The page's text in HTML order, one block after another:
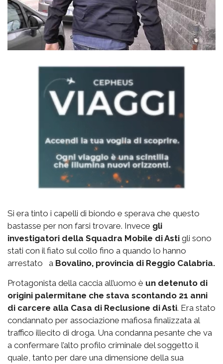
Si era tinto i capelli di biondo e sperava che questo
bastasse per non farsi trovare. Invece gli
investigatori della Squadra Mobile di Asti gli sono
stati con il fiato sul collo fino a quando lo hanno
arrestato a Bovalino, provincia di Reggio Calabria.
Protagonista della caccia all’uomo è un detenuto di
origini palermitane che stava scontando 21 anni
di carcere alla Casa di Reclusione di Asti. Era stato
condannato per associazione mafiosa finalizzata al
traffico illecito di droga. Una condanna pesante che va
a confermare l’alto profilo criminale del soggetto il
quale, tanto per dare una dimensione della sua